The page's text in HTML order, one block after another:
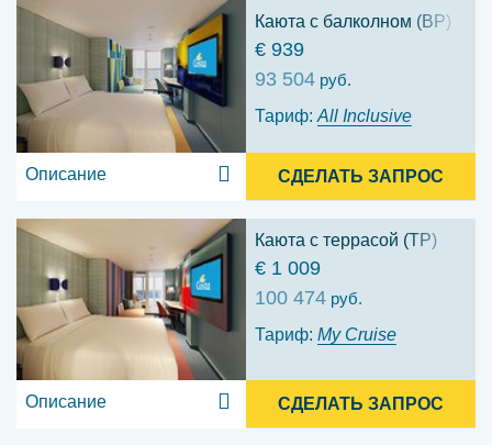
Каюта с балколном (BP)
€ 939
93 504 руб.
Тариф: All Inclusive
Описание СДЕЛАТЬ ЗАПРОС
Каюта с террасой (TP)
€ 1 009
100 474 руб.
Тариф: My Cruise
Описание СДЕЛАТЬ ЗАПРОС